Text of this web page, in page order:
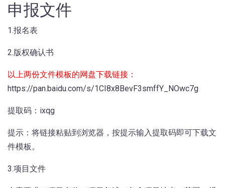
申报文件
1.报名表
2.版权确认书
以上两份文件模板的网盘下载链接：
https://pan.baidu.com/s/1CI8x8BevF3smffY_NOwc7g
提取码：ixqg
提示：将链接粘贴到浏览器，按提示输入提取码即可下载文
件模板。
3.项目文件